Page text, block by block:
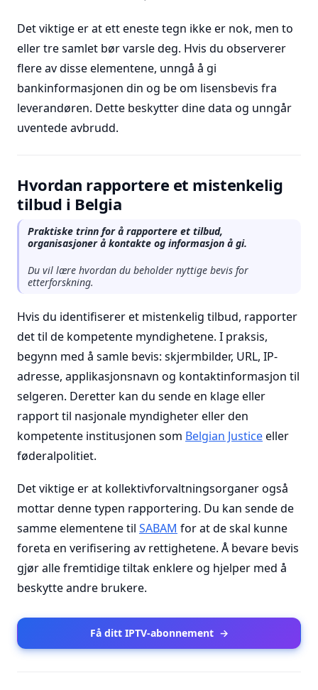
Det viktige er at ett eneste tegn ikke er nok, men to
eller tre samlet bør varsle deg. Hvis du observerer
flere av disse elementene, unngå å gi
bankinformasjonen din og be om lisensbevis fra
leverandøren. Dette beskytter dine data og unngår
uventede avbrudd.
Hvordan rapportere et mistenkelig
tilbud i Belgia
Praktiske trinn for å rapportere et tilbud,
organisasjoner å kontakte og informasjon å gi.
Du vil lære hvordan du beholder nyttige bevis for
etterforskning.
Hvis du identifiserer et mistenkelig tilbud, rapporter
det til de kompetente myndighetene. I praksis,
begynn med å samle bevis: skjermbilder, URL, IP-
adresse, applikasjonsnavn og kontaktinformasjon til
selgeren. Deretter kan du sende en klage eller
rapport til nasjonale myndigheter eller den
kompetente institusjonen som Belgian Justiceeller
føderalpolitiet.
Det viktige er at kollektivforvaltningsorganer også
mottar denne typen rapportering. Du kan sende de
samme elementene til SABAM for at de skal kunne
foreta en verifisering av rettighetene. Å bevare bevis
gjør alle fremtidige tiltak enklere og hjelper med å
beskytte andre brukere.
Få ditt IPTV-abonnement →